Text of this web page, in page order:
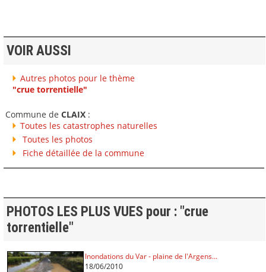
VOIR AUSSI
Autres photos pour le thème
"crue torrentielle"
Commune de CLAIX:
Toutes les catastrophes naturelles
Toutes les photos
Fiche détaillée de la commune
PHOTOS LES PLUS VUES pour : "crue
torrentielle"
Inondations du Var - plaine de l'Argens...
18/06/2010